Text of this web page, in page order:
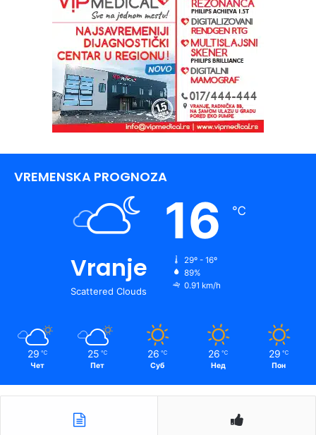
VREMENSKA PROGNOZA
Vranje
Scattered Clouds
16 ℃
29º - 16º
89%
0.91 km/h
29 ℃
Чет
25 ℃
Пет
26 ℃
Суб
26 ℃
Нед
29 ℃
Пон